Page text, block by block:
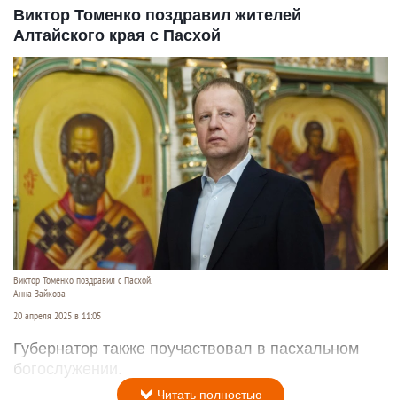
Виктор Томенко поздравил жителей
Алтайского края с Пасхой
Виктор Томенко поздравил с Пасхой.
Анна Зайкова
20 апреля 2025 в 11:05
Губернатор также поучаствовал в пасхальном
богослужении.
Читать полностью